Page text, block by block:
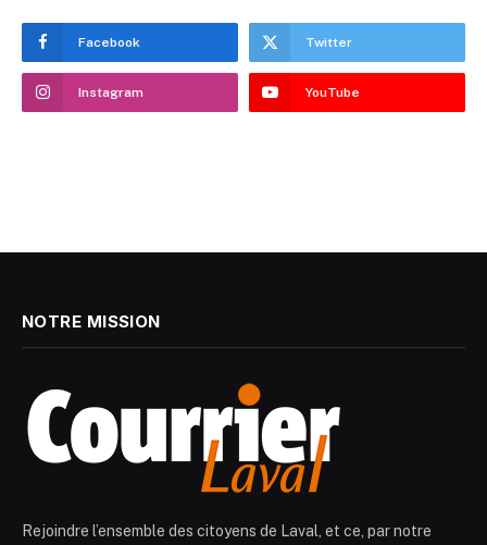
Facebook Twitter
Instagram YouTube
NOTRE MISSION
Rejoindre l’ensemble des citoyens de Laval, et ce, par notre